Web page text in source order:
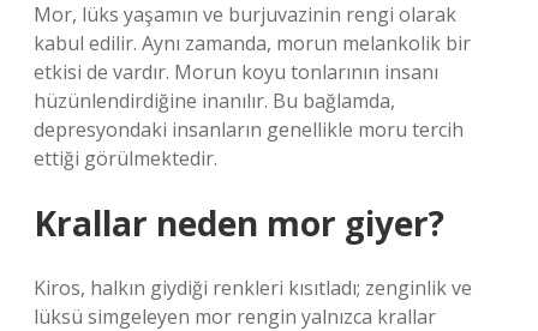
Mor, lüks yaşamın ve burjuvazinin rengi olarak
kabul edilir. Aynı zamanda, morun melankolik bir
etkisi de vardır. Morun koyu tonlarının insanı
hüzünlendirdiğine inanılır. Bu bağlamda,
depresyondaki insanların genellikle moru tercih
ettiği görülmektedir.
Krallar neden mor giyer?
Kiros, halkın giydiği renkleri kısıtladı; zenginlik ve
lüksü simgeleyen mor rengin yalnızca krallar